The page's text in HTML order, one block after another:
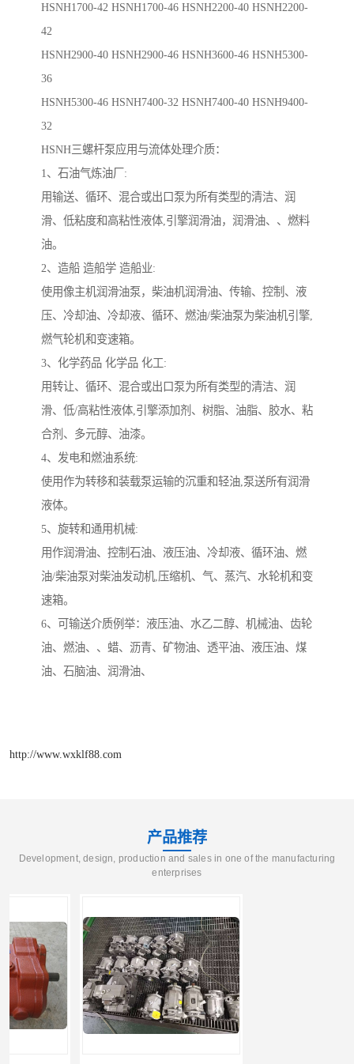
HSNH1700-42 HSNH1700-46 HSNH2200-40 HSNH2200-
42
HSNH2900-40 HSNH2900-46 HSNH3600-46 HSNH5300-
36
HSNH5300-46 HSNH7400-32 HSNH7400-40 HSNH9400-
32
HSNH三螺杆泵应用与流体处理介质：
1、石油气炼油厂:
用输送、循环、混合或出口泵为所有类型的清洁、润
滑、低粘度和高粘性液体,引擎润滑油，润滑油、、燃料
油。
2、造船 造船学 造船业:
使用像主机润滑油泵，柴油机润滑油、传输、控制、液
压、冷却油、冷却液、循环、燃油/柴油泵为柴油机引擎,
燃气轮机和变速箱。
3、化学药品 化学品 化工:
用转让、循环、混合或出口泵为所有类型的清洁、润
滑、低/高粘性液体,引擎添加剂、树脂、油脂、胶水、粘
合剂、多元醇、油漆。
4、发电和燃油系统:
使用作为转移和装载泵运输的沉重和轻油,泵送所有润滑
液体。
5、旋转和通用机械:
用作润滑油、控制石油、液压油、冷却液、循环油、燃
油/柴油泵对柴油发动机,压缩机、气、蒸汽、水轮机和变
速箱。
6、可输送介质例举：液压油、水乙二醇、机械油、齿轮
油、燃油、、蜡、沥青、矿物油、透平油、液压油、煤
油、石脑油、润滑油、
http://www.wxklf88.com
产品推荐
Development, design, production and sales in one of the manufacturing
enterprises